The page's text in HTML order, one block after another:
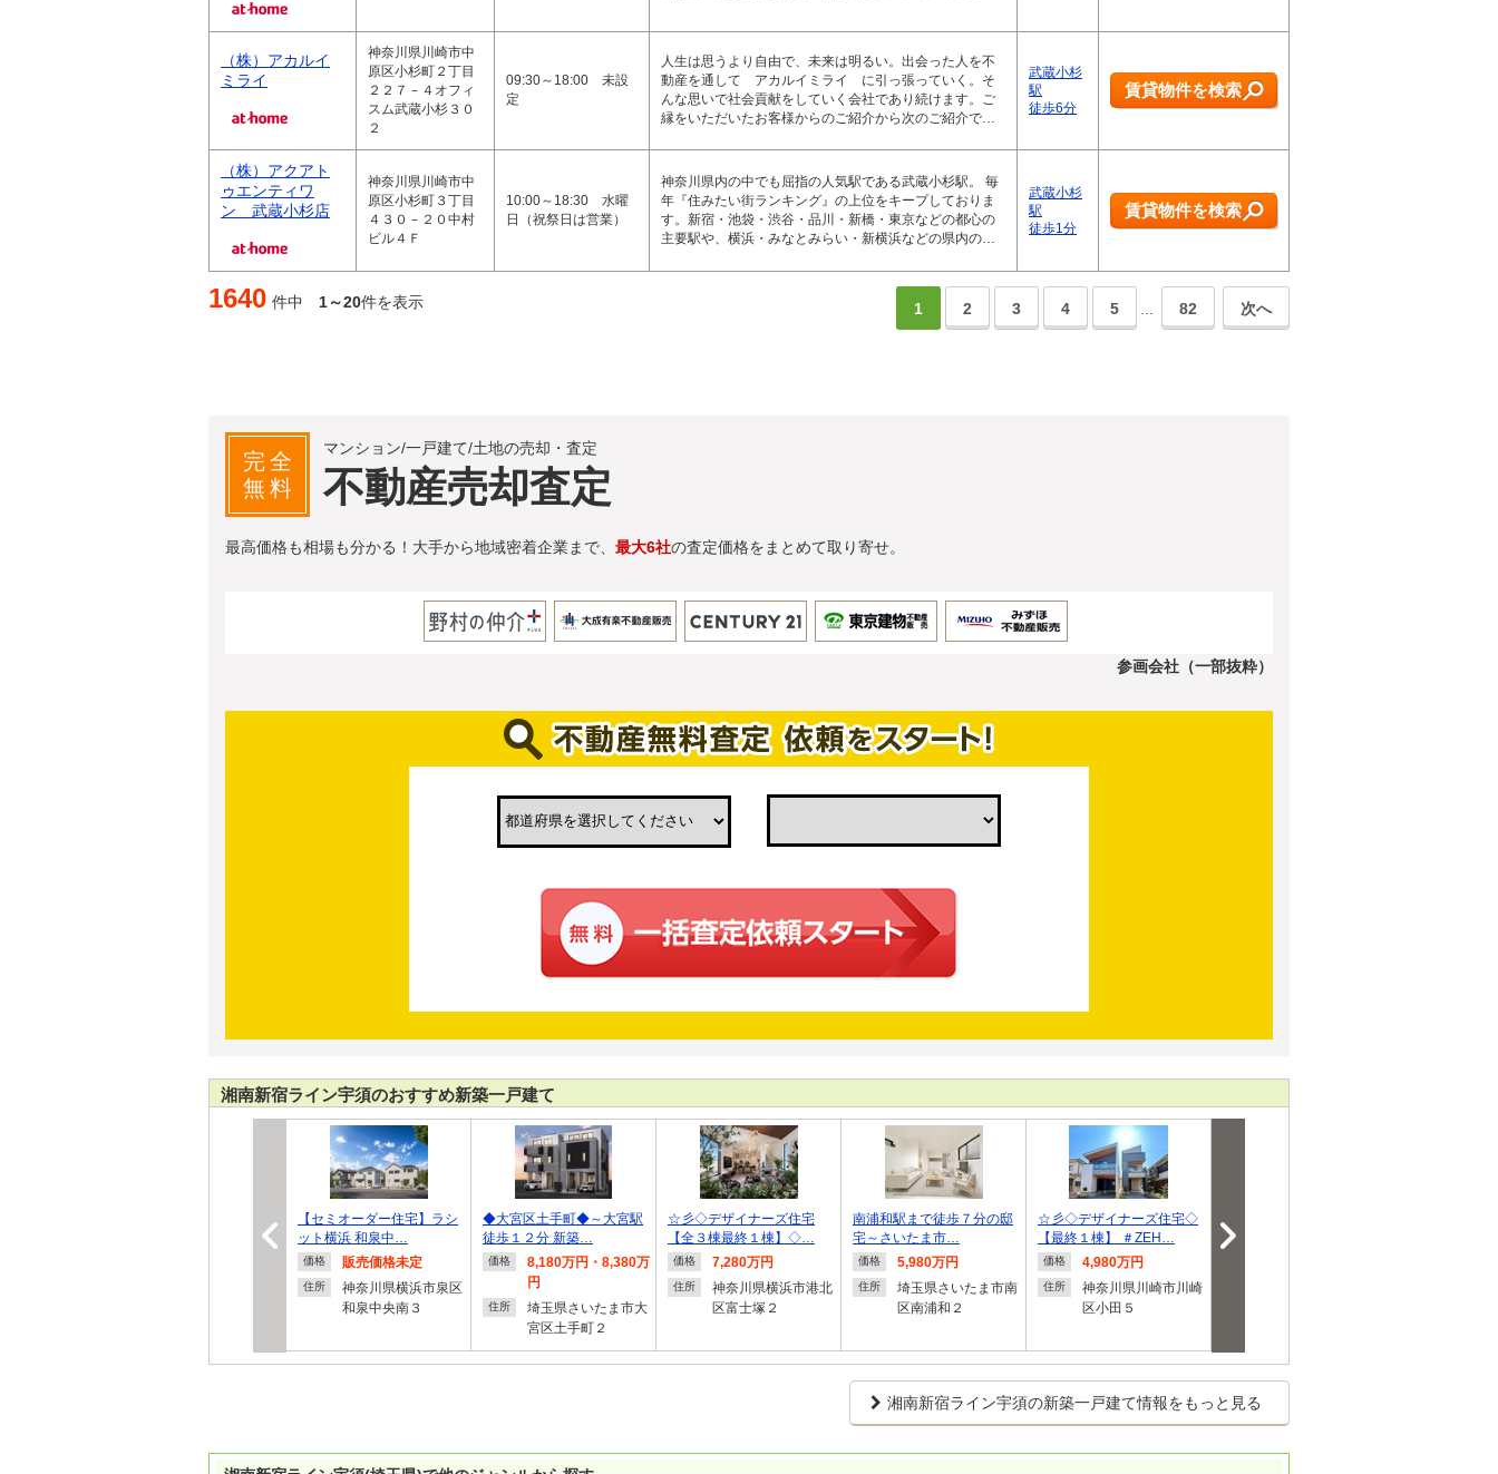
（株）アカルイ
ミライ
神奈川県川崎市中
原区小杉町２丁目
２２７－４オフィ
スム武蔵小杉３０
２
09:30～18:00 未設
定
人生は思うより自由で、未来は明るい。出会った人を不
動産を通して アカルイミライ に引っ張っていく。そ
んな思いで社会貢献をしていく会社であり続けます。ご
縁をいただいたお客様からのご紹介から次のご紹介で…
武蔵小杉
駅
徒歩6分
賃貸物件を検索
（株）アクアト
ゥエンティワ
ン 武蔵小杉店
神奈川県川崎市中
原区小杉町３丁目
４３０－２０中村
ビル４Ｆ
10:00～18:30 水曜
日（祝祭日は営業）
神奈川県内の中でも屈指の人気駅である武蔵小杉駅。 毎
年『住みたい街ランキング』の上位をキープしておりま
す。新宿・池袋・渋谷・品川・新橋・東京などの都心の
主要駅や、横浜・みなとみらい・新横浜などの県内の…
武蔵小杉
駅
徒歩1分
賃貸物件を検索
1640 件中 1～20件を表示 1 2 3 4 5 … 82 次へ
完全
無料
マンション/一戸建て/土地の売却・査定
不動産売却査定
最高価格も相場も分かる！大手から地域密着企業まで、 最大6社の査定価格をまとめて取り寄せ。
参画会社（一部抜粋）
湘南新宿ライン宇須のおすすめ新築一戸建て
【セミオーダー住宅】ラシ
ット横浜 和泉中…
価格 販売価格未定
住所
神奈川県横浜市泉区
和泉中央南３
◆大宮区土手町◆～大宮駅
徒歩１２分 新築…
価格
8,180万円・8,380万
円
住所
埼玉県さいたま市大
宮区土手町２
☆彡◇デザイナーズ住宅
【全３棟最終１棟】◇…
価格 7,280万円
住所
神奈川県横浜市港北
区富士塚２
南浦和駅まで徒歩７分の邸
宅～さいたま市…
価格 5,980万円
住所
埼玉県さいたま市南
区南浦和２
☆彡◇デザイナーズ住宅◇
【最終１棟】 ＃ZEH…
価格 4,980万円
住所
神奈川県川崎市川崎
区小田５
3棟
湘南新宿ライン宇須の新築一戸建て情報をもっと見る